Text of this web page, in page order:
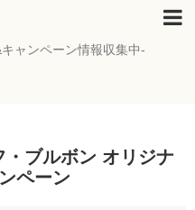
ャンペーン情報収集中-
・ブルボン オリジナ
ペーン